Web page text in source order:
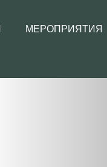
МЕРОПРИЯТИЯ